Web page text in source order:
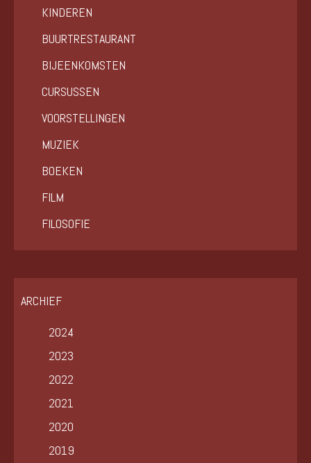
KINDEREN
BUURTRESTAURANT
BIJEENKOMSTEN
CURSUSSEN
VOORSTELLINGEN
MUZIEK
BOEKEN
FILM
FILOSOFIE
ARCHIEF
2024
2023
2022
2021
2020
2019